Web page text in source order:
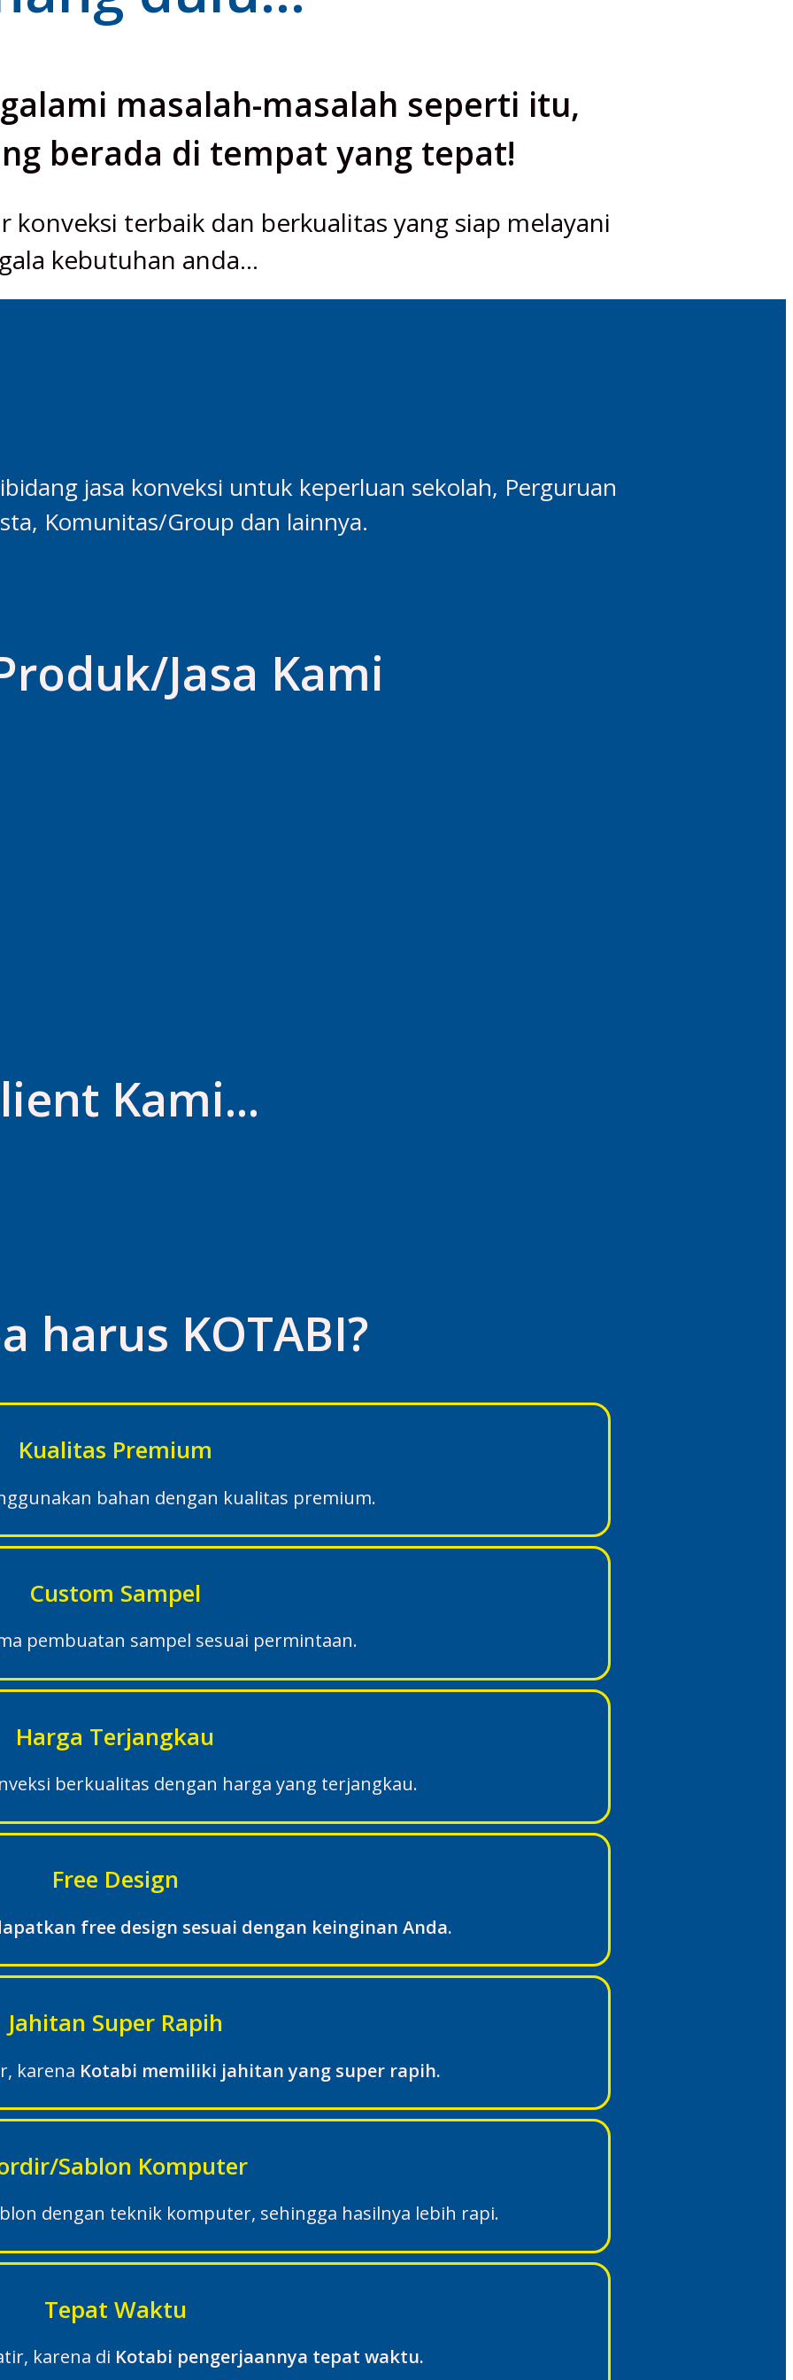
masalah-masalah seperti itu,
berada di tempat yang tepat!
konveksi terbaik dan berkualitas yang siap melayani
kebutuhan anda...
jasa konveksi untuk keperluan sekolah, Perguruan
Komunitas/Group dan lainnya.
Jasa Kami
Kami...
harus KOTABI?
Kualitas Premium
bahan dengan kualitas premium.
Custom Sampel
pembuatan sampel sesuai permintaan.
Harga Terjangkau
berkualitas dengan harga yang terjangkau.
Free Design
free design sesuai dengan keinginan Anda.
Jahitan Super Rapih
karena Kotabi memiliki jahitan yang super rapih.
Sablon Komputer
dengan teknik komputer, sehingga hasilnya lebih rapi.
Tepat Waktu
karena di Kotabi pengerjaannya tepat waktu.